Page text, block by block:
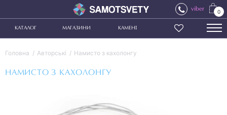
viber 0
КАТАЛОГ МАГАЗИНИ КАМЕНІ
Головна Авторські Намисто з кахолонгу
НАМИСТО З КАХОЛОНГУ